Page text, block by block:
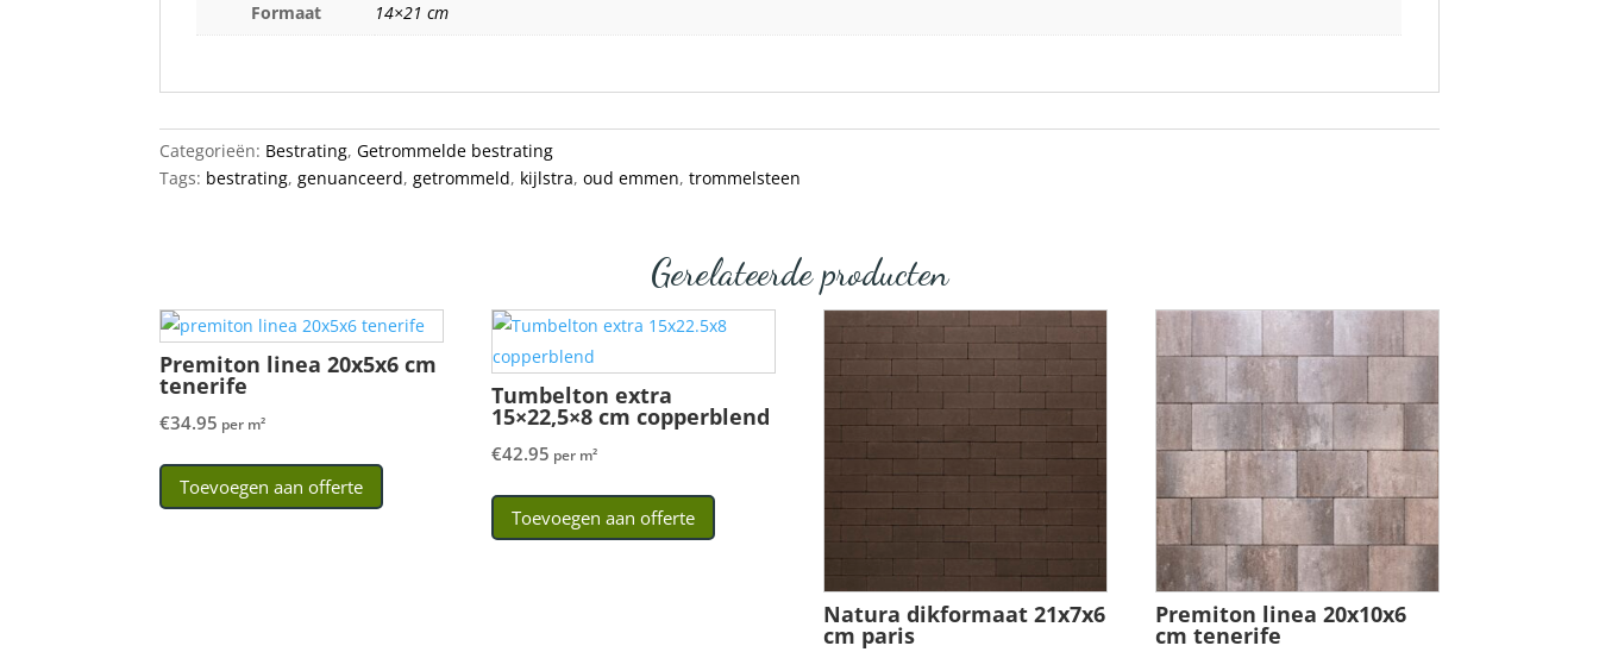
Formaat
14×21 cm
Categorieën: Bestrating,Getrommelde bestrating
Tags: bestrating,genuanceerd,getrommeld, kijlstra,oud emmen,trommelsteen
Gerelateerde producten
Premiton linea 20x5x6 cm
tenerife
€34.95 per m²
Toevoegen aan offerte
Tumbelton extra
15×22,5×8 cm copperblend
€42.95 per m²
Toevoegen aan offerte
Natura dikformaat 21x7x6
cm paris
Premiton linea 20x10x6
cm tenerife